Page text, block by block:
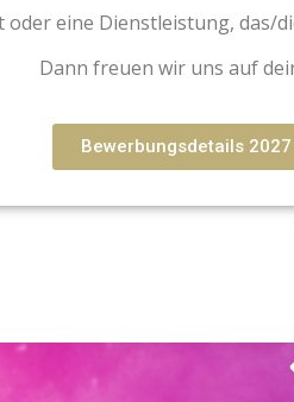
oder eine Dienstleistung, das/
Dann freuen wir uns auf
Bewerbungsdetails